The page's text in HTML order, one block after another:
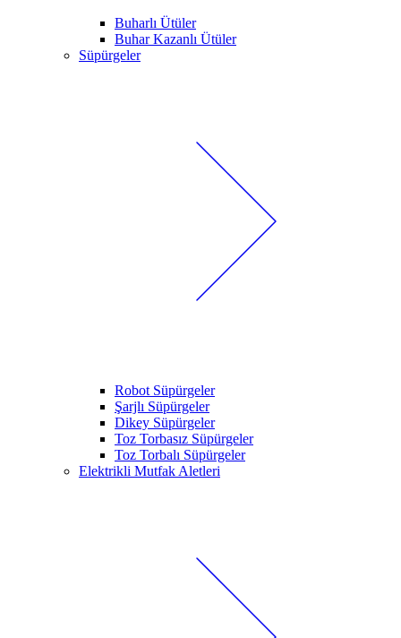
Buharlı Ütüler
Buhar Kazanlı Ütüler
Süpürgeler
Robot Süpürgeler
Şarjlı Süpürgeler
Dikey Süpürgeler
Toz Torbasız Süpürgeler
Toz Torbalı Süpürgeler
Elektrikli Mutfak Aletleri